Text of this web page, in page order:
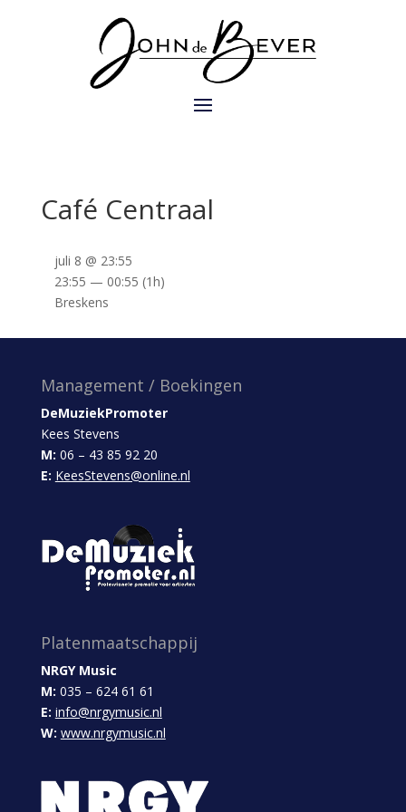
Café Centraal
juli 8 @ 23:55
23:55 — 00:55 (1h)
Breskens
Management / Boekingen
DeMuziekPromoter
Kees Stevens
M: 06 – 43 85 92 20
E: KeesStevens@online.nl
Platenmaatschappij
NRGY Music
M: 035 – 624 61 61
E: info@nrgymusic.nl
W: www.nrgymusic.nl